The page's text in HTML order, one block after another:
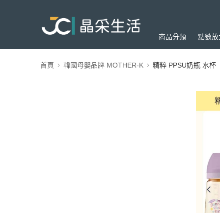
商品分類 點數放
首頁 韓國母嬰品牌 MOTHER-K 精粹 PPSU奶瓶 水杯